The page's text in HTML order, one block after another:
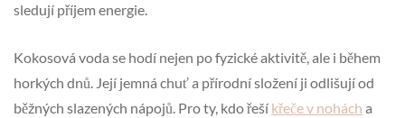
sledují příjem energie.
Kokosová voda se hodí nejen po fyzické aktivitě, ale i během
horkých dnů. Její jemná chuť a přírodní složení ji odlišují od
běžných slazených nápojů. Pro ty, kdo řeší křeče v nohách a